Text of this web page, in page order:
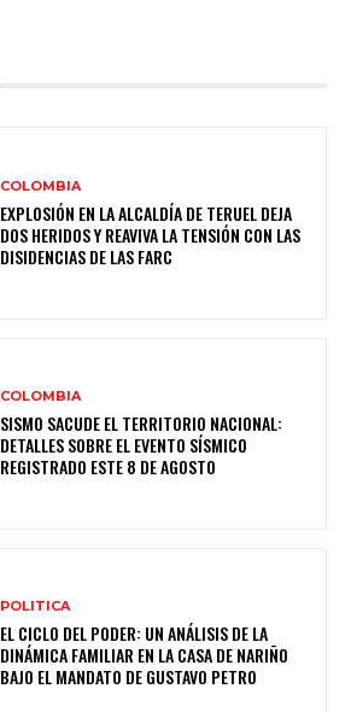
COLOMBIA
EXPLOSIÓN EN LA ALCALDÍA DE TERUEL DEJA
DOS HERIDOS Y REAVIVA LA TENSIÓN CON LAS
DISIDENCIAS DE LAS FARC
COLOMBIA
SISMO SACUDE EL TERRITORIO NACIONAL:
DETALLES SOBRE EL EVENTO SÍSMICO
REGISTRADO ESTE 8 DE AGOSTO
POLITICA
EL CICLO DEL PODER: UN ANÁLISIS DE LA
DINÁMICA FAMILIAR EN LA CASA DE NARIÑO
BAJO EL MANDATO DE GUSTAVO PETRO